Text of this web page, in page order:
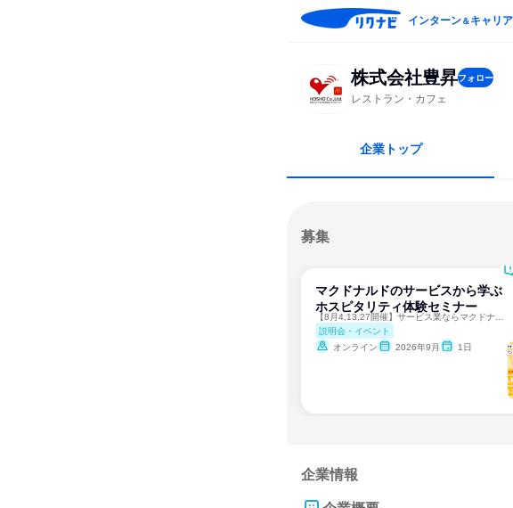
インターン＆キャリア
株式会社豊昇フォロー
レストラン・カフェ
企業トップ
募集
マクドナルドのサービスから学ぶ
ホスピタリティ体験セミナー
説明会・イベント
オンライン
2026年9月 1日
企業情報